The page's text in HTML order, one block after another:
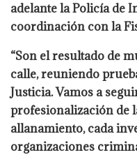
adelante la Policía de
coordinación con la
“Son el resultado de
calle, reuniendo
Justicia. Vamos a
profesionalización de
allanamiento, cada
organizaciones